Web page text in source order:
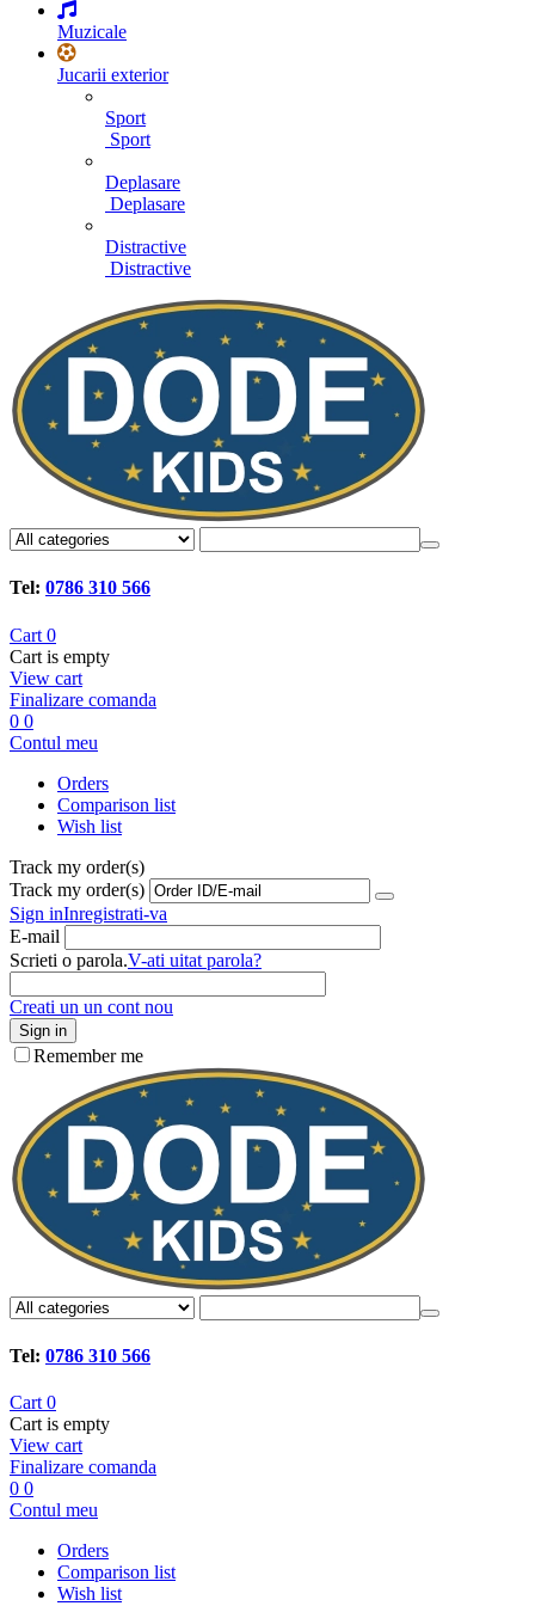
Muzicale
Jucarii exterior
Sport
Sport
Deplasare
Deplasare
Distractive
Distractive
Tel: 0786 310 566
Cart 0
Cart is empty
View cart
Finalizare comanda
0 0
Contul meu
Orders
Comparison list
Wish list
Track my order(s)
Track my order(s)
Sign inInregistrati-va
E-mail
Scrieti o parola.V-ati uitat parola?
Creati un un cont nou
Sign in
Remember me
Tel: 0786 310 566
Cart 0
Cart is empty
View cart
Finalizare comanda
0 0
Contul meu
Orders
Comparison list
Wish list